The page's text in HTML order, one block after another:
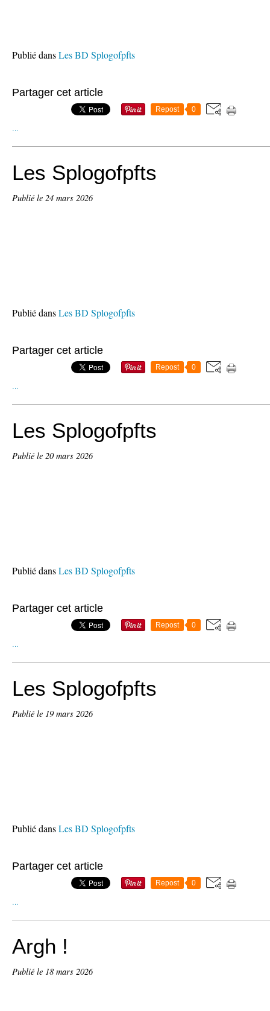
Publié dansLes BD Splogofpfts
Partager cet article
Repost 0
…
Les Splogofpfts
Publié le 24 mars 2026
Publié dansLes BD Splogofpfts
Partager cet article
Repost 0
…
Les Splogofpfts
Publié le 20 mars 2026
Publié dansLes BD Splogofpfts
Partager cet article
Repost 0
…
Les Splogofpfts
Publié le 19 mars 2026
Publié dansLes BD Splogofpfts
Partager cet article
Repost 0
…
Argh !
Publié le 18 mars 2026